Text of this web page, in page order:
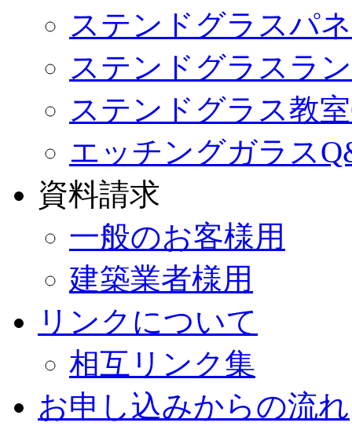
ステンドグラスパ
ステンドグラスラ
ステンドグラス教
エッチングガラス
資料請求
一般のお客様用
建築業者様用
リンクについて
相互リンク集
お申し込みからの流れ